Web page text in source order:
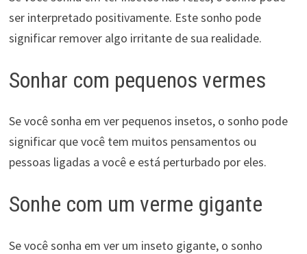
ser interpretado positivamente. Este sonho pode
significar remover algo irritante de sua realidade.
Sonhar com pequenos vermes
Se você sonha em ver pequenos insetos, o sonho pode
significar que você tem muitos pensamentos ou
pessoas ligadas a você e está perturbado por eles.
Sonhe com um verme gigante
Se você sonha em ver um inseto gigante, o sonho